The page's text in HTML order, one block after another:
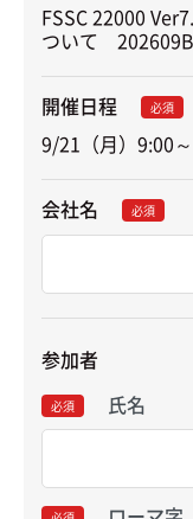
FSSC 22000
ついて　202609B
開催日程 必須
9/21（月）9:00
会社名 必須
参加者
必須 氏名